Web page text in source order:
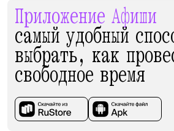
Приложение Афиши
самый удобный
выбрать, как
свободное время